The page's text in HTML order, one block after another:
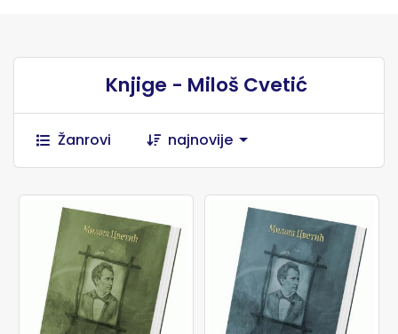
Knjige - Miloš Cvetić
Žanrovi najnovije